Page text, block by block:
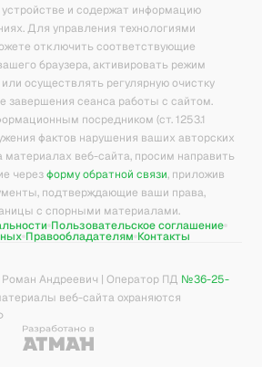
и содержат информацию
Для управления технологиями
отключить соответствующие
браузера, активировать режим
осуществлять регулярную очистку
завершения сеанса работы с сайтом.
посредником (ст. 1253.1
фактов нарушения ваших авторских
веб-сайта, просим направить
через форму обратной связи, приложив
подтверждающие ваши права,
с спорными материалами.
Пользовательское соглашение
Правообладателям Контакты
Роман Андреевич | Оператор ПД №36-25-
веб-сайта охраняются